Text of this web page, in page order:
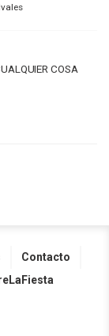
COSA
Contacto